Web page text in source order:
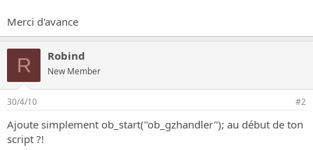
o
Merci d'avance
R Robind
New Member
30/4/10 #2
Ajoute simplement ob_start("ob_gzhandler"); au début de ton
script ?!